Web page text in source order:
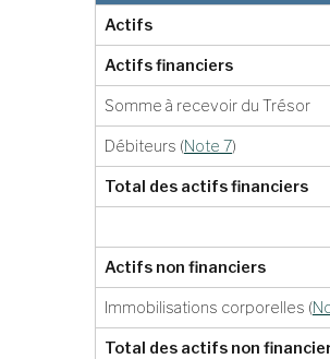
Actifs
Actifs financiers
Somme à recevoir du Trésor
Débiteurs (Note 7)
Total des actifs financiers
Actifs non financiers
Immobilisations corporelles (
Total des actifs non